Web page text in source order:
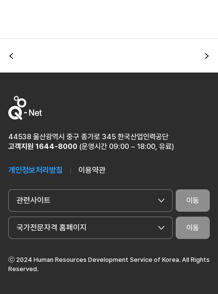
이전
44538 울산광역시 중구 종가로 345 한국산업인력공단
고객지원 1644-8000 (운영시간 09:00 ~ 18:00, 유료)
개인정보처리방침 이용약관
관련사이트 이동
국가전문자격 홈페이지 이동
ⓒ 2024 Human Resources Development Service of Korea. All Rights
Reserved.